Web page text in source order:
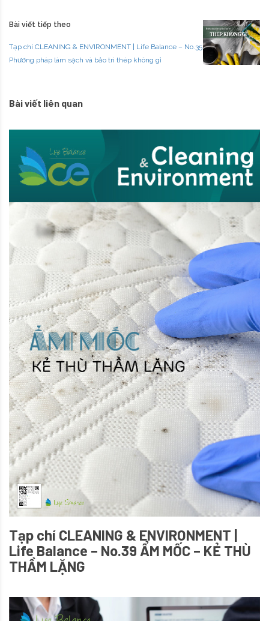
Bài viết tiếp theo
Tạp chí CLEANING & ENVIRONMENT | Life Balance – No.35
Phương pháp làm sạch và bảo trì thép không gỉ
Bài viết liên quan
Tạp chí CLEANING & ENVIRONMENT |
Life Balance – No.39 ẨM MỐC – KẺ THÙ
THẦM LẶNG